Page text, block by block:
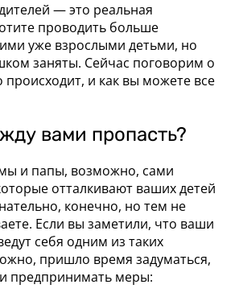
— это реальная
проводить больше
уже взрослыми детьми, но
заняты. Сейчас поговорим о
происходит, и как вы можете все
вами пропасть?
и папы, возможно, сами
отталкивают ваших детей
конечно, но тем не
Если вы заметили, что ваши
себя одним из таких
пришло время задуматься,
предпринимать меры: